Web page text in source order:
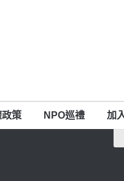
政策 NPO巡禮 加